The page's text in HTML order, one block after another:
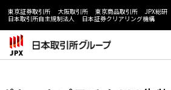
東京証券取引所 大阪取引所 東京商品取引所
JPX総研
日本取引所自主規制法人
日本証券クリアリング機構